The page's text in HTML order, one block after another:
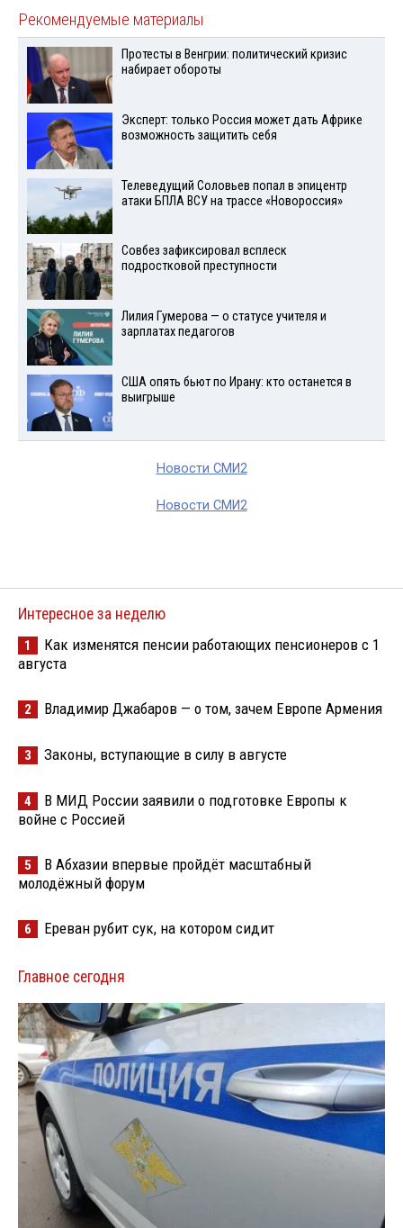
Рекомендуемые материалы
Протесты в Венгрии: политический кризис
набирает обороты
Эксперт: только Россия может дать Африке
возможность защитить себя
Телеведущий Соловьев попал в эпицентр
атаки БПЛА ВСУ на трассе «Новороссия»
Совбез зафиксировал всплеск
подростковой преступности
Лилия Гумерова — о статусе учителя и
зарплатах педагогов
США опять бьют по Ирану: кто останется в
выигрыше
Новости СМИ2
Новости СМИ2
Интересное за неделю
1
Как изменятся пенсии работающих пенсионеров с 1
августа
2 Владимир Джабаров — о том, зачем Европе Армения
3 Законы, вступающие в силу в августе
4
В МИД России заявили о подготовке Европы к
войне с Россией
5
В Абхазии впервые пройдёт масштабный
молодёжный форум
6 Ереван рубит сук, на котором сидит
Главное сегодня